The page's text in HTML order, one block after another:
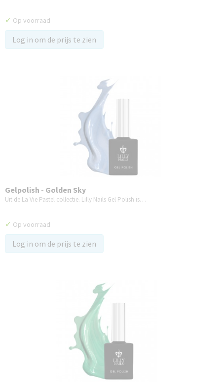
✓ Op voorraad
Log in om de prijs te zien
Gelpolish - Golden Sky
Uit de La Vie Pastel collectie. Lilly Nails Gel Polish is…
✓ Op voorraad
Log in om de prijs te zien